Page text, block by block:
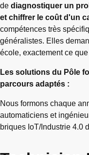
de diagnostiquer un
et chiffrer le coût d'un
compétences très
généralistes. Elles
école, exactement ce
Les solutions du Pôle
parcours adaptés :
Nous formons chaque
automaticiens et
briques IoT/Industrie 4.0